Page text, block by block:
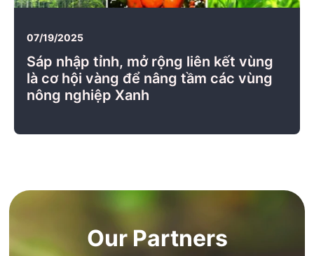
07/19/2025
Sáp nhập tỉnh, mở rộng liên kết vùng
là cơ hội vàng để nâng tầm các vùng
nông nghiệp Xanh
Our Partners